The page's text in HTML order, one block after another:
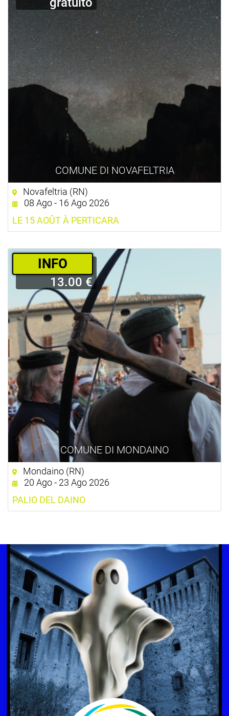
COMUNE DI NOVAFELTRIA
Novafeltria (RN)
08 Ago - 16 Ago 2026
LE 15 AOÛT À PERTICARA
COMUNE DI MONDAINO
­INFO
13.00 €
Mondaino (RN)
20 Ago - 23 Ago 2026
PALIO DEL DAINO